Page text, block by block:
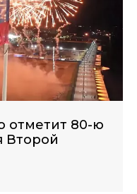
отметит 80-ю
Второй